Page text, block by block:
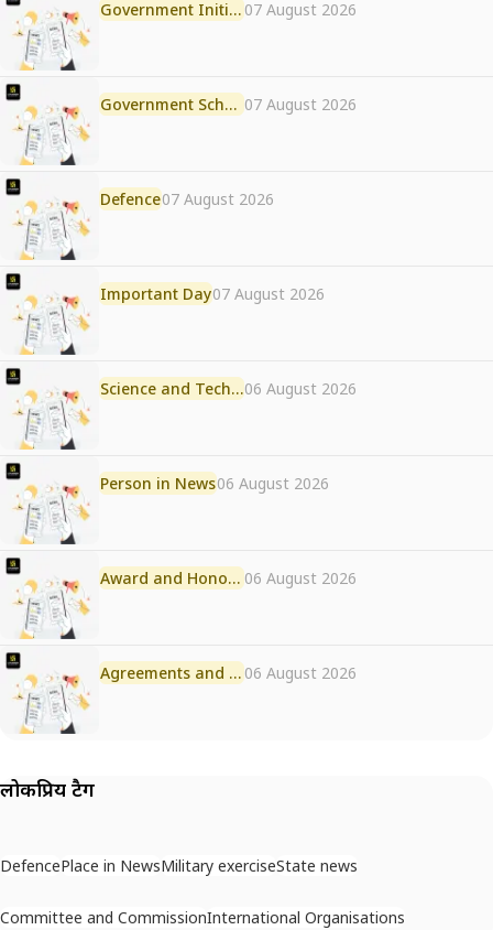
Government Initiative 07 August 2026
Government Scheme 07 August 2026
Defence07 August 2026
Important Day07 August 2026
Science and Technology06 August 2026
Person in News06 August 2026
Award and Honour 06 August 2026
Agreements and MoU 06 August 2026
लोकप्रिय टैग
DefencePlace in NewsMilitary exerciseState news
Committee and CommissionInternational Organisations